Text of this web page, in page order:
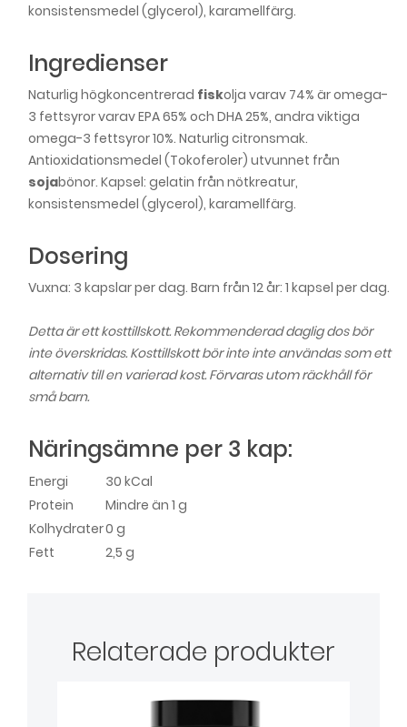
konsistensmedel (glycerol), karamellfärg.
Ingredienser
Naturlig högkoncentrerad fiskolja varav 74% är omega-
3 fettsyror varav EPA 65% och DHA 25%, andra viktiga
omega-3 fettsyror 10%. Naturlig citronsmak.
Antioxidationsmedel (Tokoferoler) utvunnet från
sojabönor. Kapsel: gelatin från nötkreatur,
konsistensmedel (glycerol), karamellfärg.
Dosering
Vuxna: 3 kapslar per dag. Barn från 12 år: 1 kapsel per dag.
Detta är ett kosttillskott. Rekommenderad daglig dos bör
inte överskridas. Kosttillskott bör inte inte användas som ett
alternativ till en varierad kost. Förvaras utom räckhåll för
små barn.
Näringsämne per 3 kap:
Energi
30 kCal
Protein
Mindre än 1 g
Kolhydrater0 g
Fett
2,5 g
Relaterade produkter